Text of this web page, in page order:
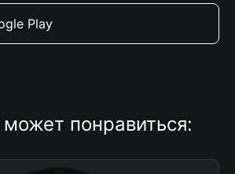
Play
понравиться: